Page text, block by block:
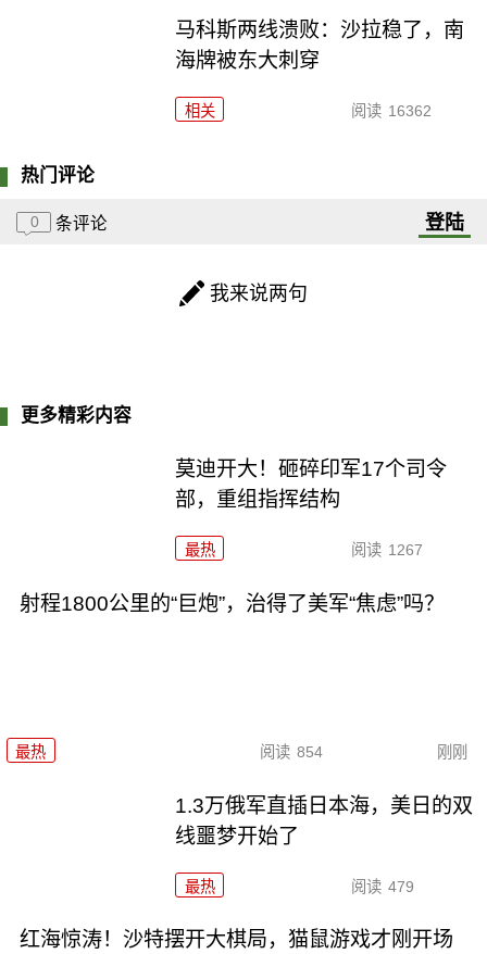
马科斯两线溃败：沙拉稳了，南
海牌被东大刺穿
相关 阅读 16362
热门评论
0 条评论 登陆
我来说两句
更多精彩内容
莫迪开大！砸碎印军17个司令
部，重组指挥结构
最热 阅读 1267
射程1800公里的“巨炮”，治得了美军“焦虑”吗？
最热 阅读 854 刚刚
1.3万俄军直插日本海，美日的双
线噩梦开始了
最热 阅读 479
红海惊涛！沙特摆开大棋局，猫鼠游戏才刚开场